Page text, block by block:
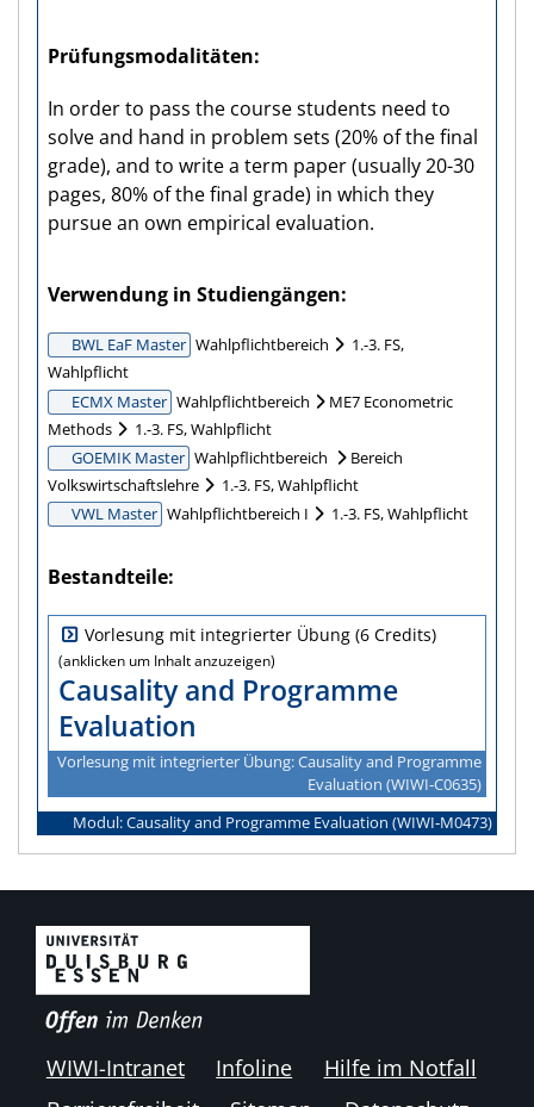
Prüfungs­modalitäten
In order to pass the course students need to
solve and hand in problem sets (20% of the final
grade), and to write a term paper (usually 20-30
pages, 80% of the final grade) in which they
pursue an own empirical evaluation.
Verwendung in Studiengängen
BWL EaF Master Wahlpflichtbereich
1.-3. FS,
Wahlpflicht
ECMX Master Wahlpflichtbereich
ME7 Econometric
Methods
1.-3. FS, Wahlpflicht
GOEMIK Master Wahlpflichtbereich
Bereich
Volkswirtschaftslehre
1.-3. FS, Wahlpflicht
VWL Master Wahlpflichtbereich I 1.-3. FS, Wahlpflicht
Bestandteile
Vorlesung mit integrierter Übung (6 Credits)
Causality and Programme
Evaluation
Vorlesung mit integrierter Übung: Causality and Programme
Evaluation (WIWI‑C0635)
Modul: Causality and Programme Evaluation (WIWI‑M0473)
WIWI-Intranet Infoline
Hilfe im Notfall